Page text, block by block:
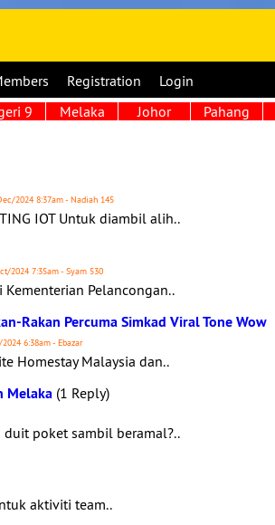
Registration
Login
9 Melaka Johor Pahang
2024 8:37am - Nadiah 145
IOT Untuk diambil alih..
2024 7:35am - Syam 530
Pelancongan..
Rakan Percuma Simkad Viral Tone Wow
6:38am - Ebazar
Homestay Malaysia dan..
Melaka (1 Reply)
poket sambil beramal?..
aktiviti team..